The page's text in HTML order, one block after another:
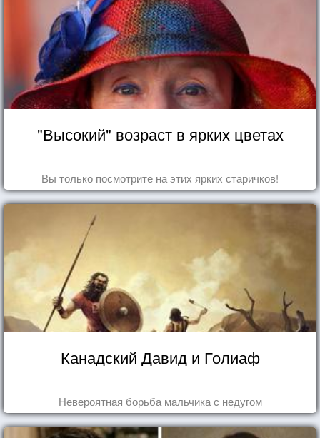
"Высокий" возраст в ярких цветах
Вы только посмотрите на этих ярких старичков!
Канадский Давид и Голиаф
Невероятная борьба мальчика с недугом